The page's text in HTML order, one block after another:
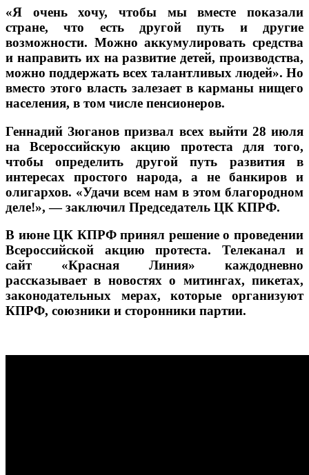
«Я очень хочу, чтобы мы вместе показали
стране, что есть другой путь и другие
возможности. Можно аккумулировать средства
и направить их на развитие детей, производства,
можно поддержать всех талантливых людей». Но
вместо этого власть залезает в карманы нищего
населения, в том числе пенсионеров.
Геннадий Зюганов призвал всех выйти 28 июля
на Всероссийскую акцию протеста для того,
чтобы определить другой путь развития в
интересах простого народа, а не банкиров и
олигархов. «Удачи всем нам в этом благородном
деле!», — заключил Председатель ЦК КПРФ.
В июне ЦК КПРФ принял решение о проведении
Всероссийской акцию протеста. Телеканал и
сайт «Красная Линия» каждодневно
рассказывает в новостях о митингах, пикетах,
законодательных мерах, которые организуют
КПРФ, союзники и сторонники партии.